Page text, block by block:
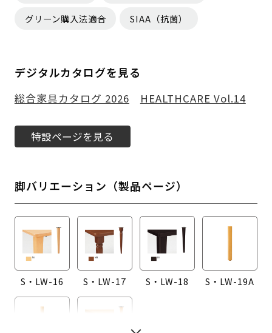
グリーン購入法適合 SIAA（抗菌）
デジタルカタログを見る
総合家具カタログ 2026 HEALTHCARE Vol.14
特設ページを見る
脚バリエーション（製品ページ）
S・LW-16 S・LW-17 S・LW-18 S・LW-19A